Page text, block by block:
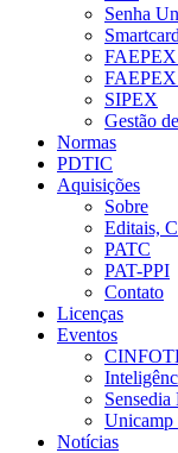
Senha
Smartcard
FAEPEX
FAEPEX
SIPEX
Gestão
Normas
PDTIC
Aquisições
Sobre
Editais,
PATC
PAT-PPI
Contato
Licenças
Eventos
Sensedia
Unicamp
Notícias